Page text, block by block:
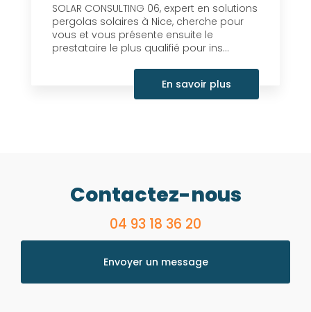
SOLAR CONSULTING 06, expert en solutions
pergolas solaires à Nice, cherche pour
vous et vous présente ensuite le
prestataire le plus qualifié pour ins...
En savoir plus
Contactez-nous
04 93 18 36 20
Envoyer un message